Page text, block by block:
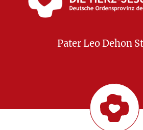
Pater Leo Dehon